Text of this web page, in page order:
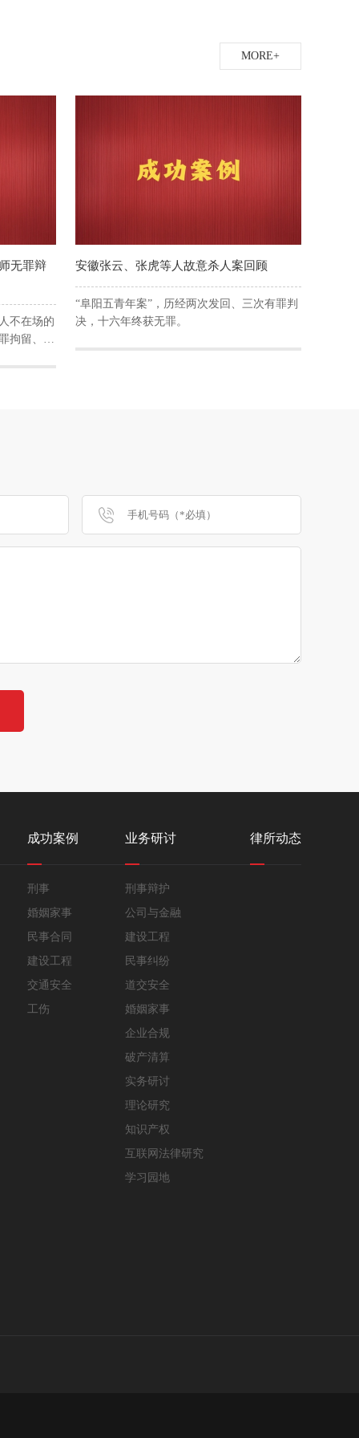
MORE+
无罪辩
不在场的
拘留、逮
安徽张云、张虎等人故意杀人案回顾
“阜阳五青年案”，历经两次发回、三次有罪判
决，十六年终获无罪。
成功案例
刑事
婚姻家事
民事合同
建设工程
交通安全
工伤
业务研讨
刑事辩护
公司与金融
建设工程
民事纠纷
道交安全
婚姻家事
企业合规
破产清算
实务研讨
理论研究
知识产权
互联网法律研究
学习园地
律所动态